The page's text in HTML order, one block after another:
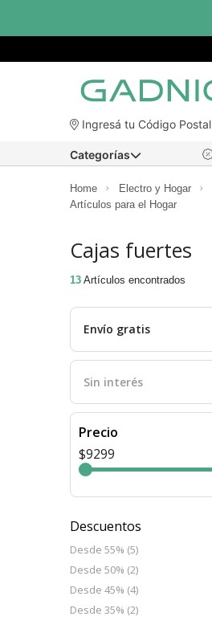
Ingresá tu Código Postal
Categorías
Home
Electro y Hogar
Artículos para el Hogar
Cajas fuertes
13 Artículos encontrados
Envío gratis
Sin interés
Precio
$9299
Descuentos
Desde 55% (5)
Desde 50% (2)
Desde 45% (4)
Desde 35% (2)